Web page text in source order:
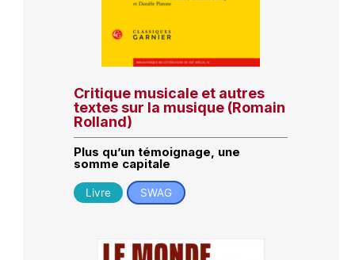
Critique musicale et autres
textes sur la musique (Romain
Rolland)
Plus qu’un témoignage, une
somme capitale
Livre SWAG